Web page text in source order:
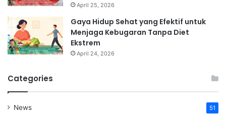
April 25, 2026
Gaya Hidup Sehat yang Efektif untuk
Menjaga Kebugaran Tanpa Diet
Ekstrem
April 24, 2026
Categories
News 51